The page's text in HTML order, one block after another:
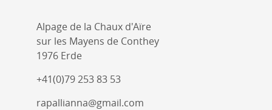
Alpage de la Chaux d'Aïre
sur les Mayens de Conthey
1976 Erde
+41(0)79 253 83 53
rapallianna@gmail.com